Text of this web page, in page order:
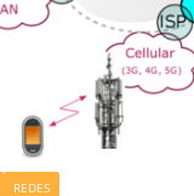
REDES